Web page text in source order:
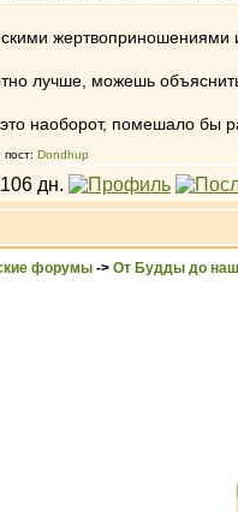
жертвоприношениями
лучше, можешь
наоборот, помешало бы
Dondhup
форумы -> От Будды до